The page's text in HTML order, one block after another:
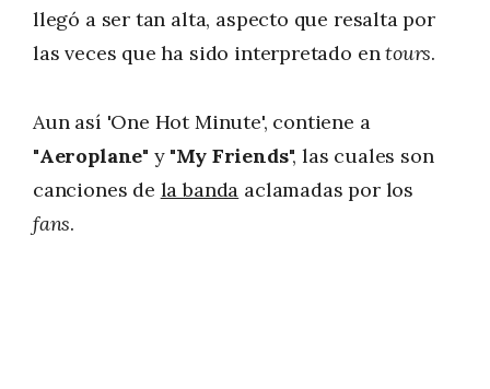
llegó a ser tan alta, aspecto que resalta por
las veces que ha sido interpretado entours.
Aun así 'One Hot Minute', contiene a
"Aeroplane" y "My Friends", las cuales son
canciones de la banda aclamadas por los
fans.